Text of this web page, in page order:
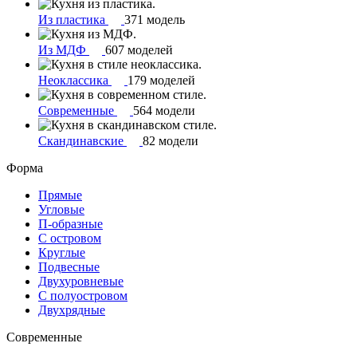
Из пластика 371 модель
Из МДФ 607 моделей
Неоклассика 179 моделей
Современные 564 модели
Скандинавские
82 модели
Форма
Прямые
Угловые
П-образные
С островом
Круглые
Подвесные
Двухуровневые
С полуостровом
Двухрядные
Современные